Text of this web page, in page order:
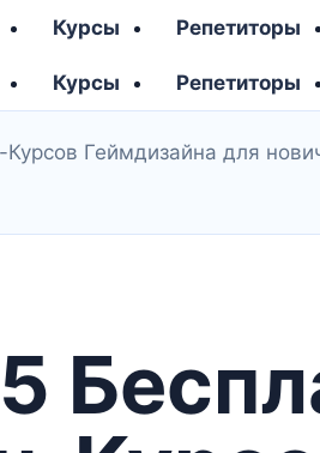
Курсы Репетиторы
Курсы Репетиторы
Геймдизайна для